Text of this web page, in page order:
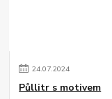
24.07.2024
Půllitr s motivem